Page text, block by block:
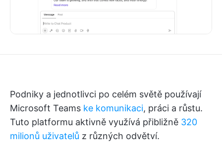
Podniky a jednotlivci po celém světě používají
Microsoft Teams ke komunikaci, práci a růstu.
Tuto platformu aktivně využívá přibližně 320
milionů uživatelů z různých odvětví.